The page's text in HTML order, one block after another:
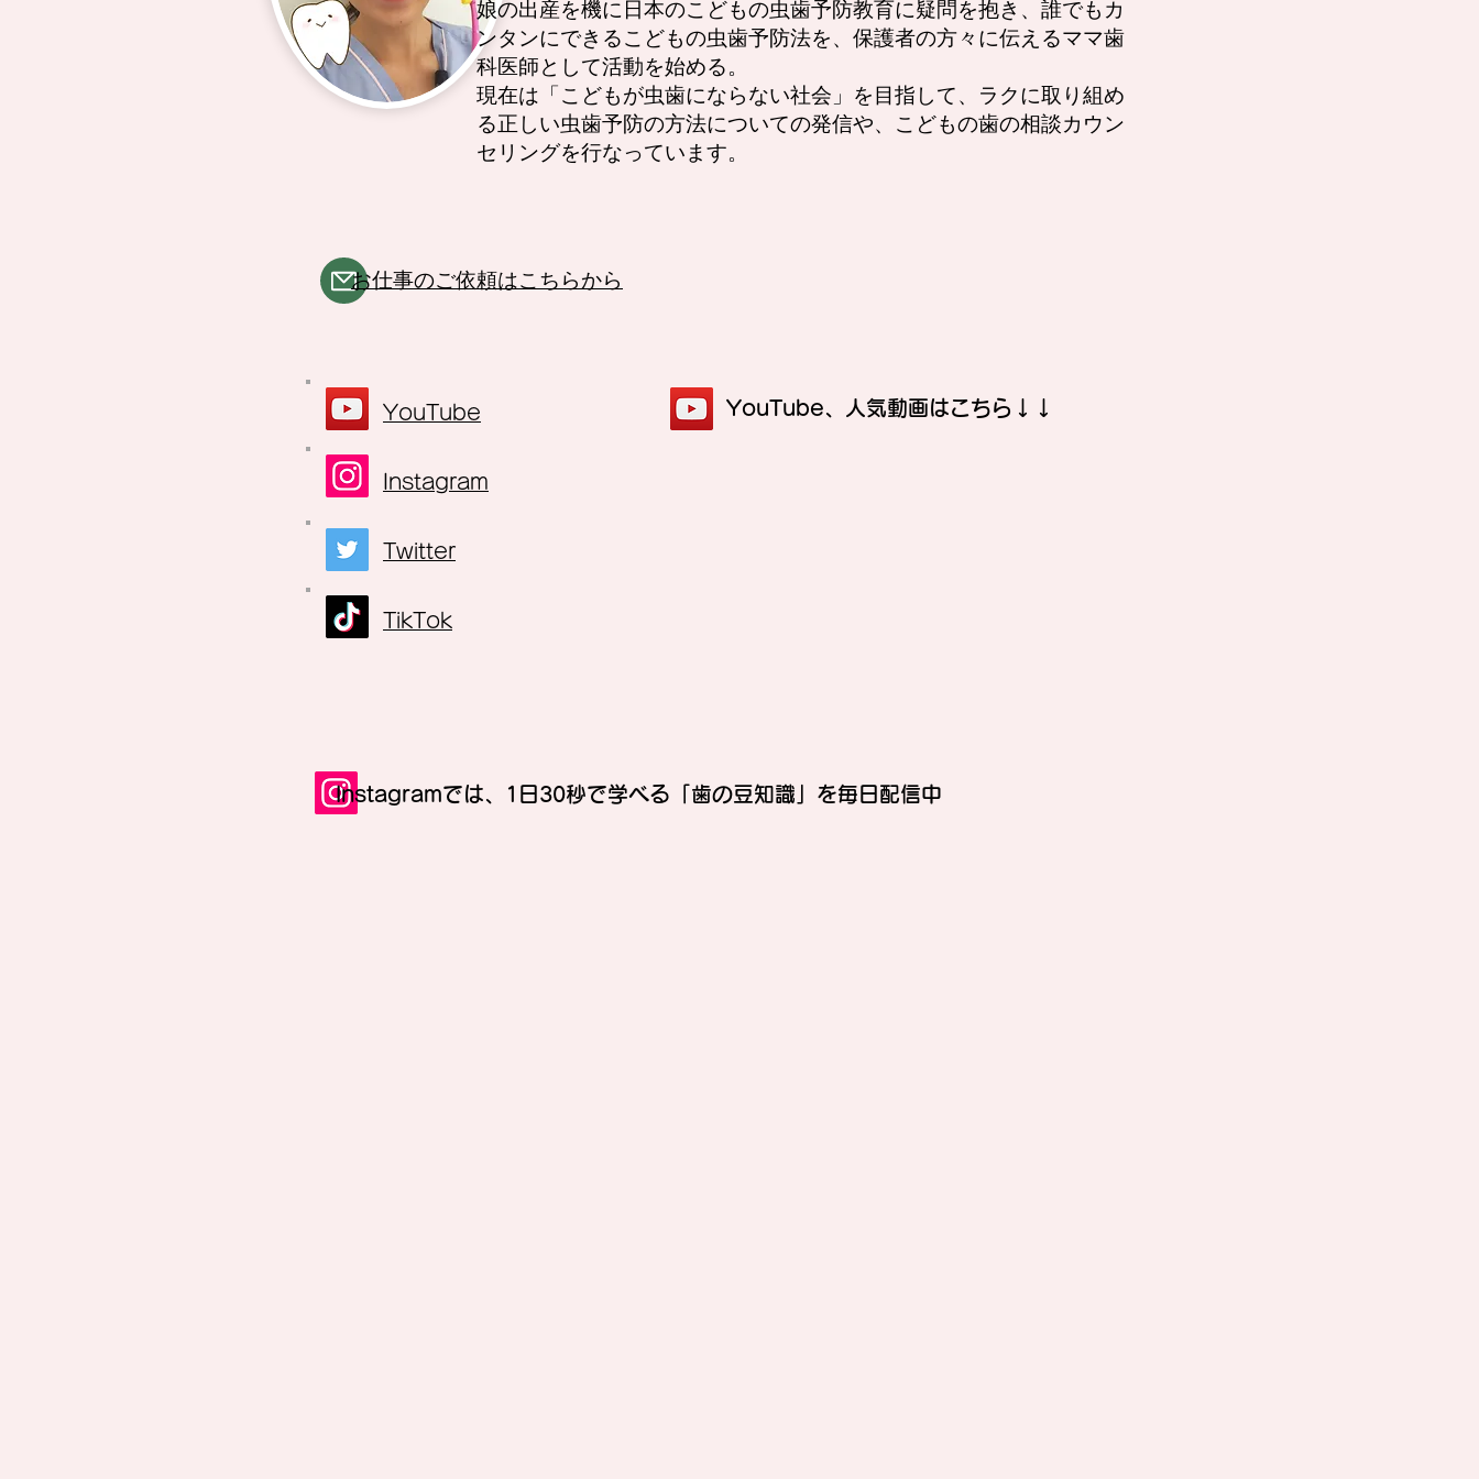
YouTube
Instagram
Twitter
TikTok
娘の出産を機に日本のこどもの虫歯予防教育に疑問を抱き、誰でもカ
ンタンにできるこどもの虫歯予防法を、保護者の方々に伝えるママ歯
科医師として活動を始める。
現在は「こどもが虫歯にならない社会」を目指して、ラクに取り組め
る正しい虫歯予防の方法についての発信や、こどもの歯の相談カウン
セリングを行なっています。
​お仕事のご依頼はこちらから
​YouTube、人気動画はこちら↓↓
​Instagramでは、1日30秒で学べる「歯の豆知識」を毎日配信中